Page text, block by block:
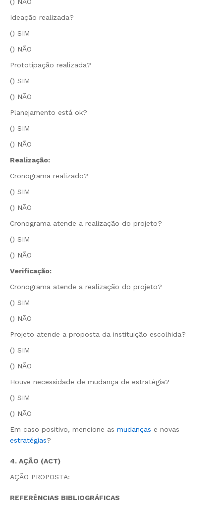
Ideação realizada?
() SIM
() NÃO
Prototipação realizada?
() SIM
() NÃO
Planejamento está ok?
() SIM
() NÃO
Realização:
Cronograma realizado?
() SIM
() NÃO
Cronograma atende a realização do projeto?
() SIM
() NÃO
Verificação:
Cronograma atende a realização do projeto?
() SIM
() NÃO
Projeto atende a proposta da instituição escolhida?
() SIM
() NÃO
Houve necessidade de mudança de estratégia?
() SIM
() NÃO
Em caso positivo, mencione as mudanças e novas
estratégias?
4. AÇÃO (ACT)
AÇÃO PROPOSTA:
REFERÊNCIAS BIBLIOGRÁFICAS